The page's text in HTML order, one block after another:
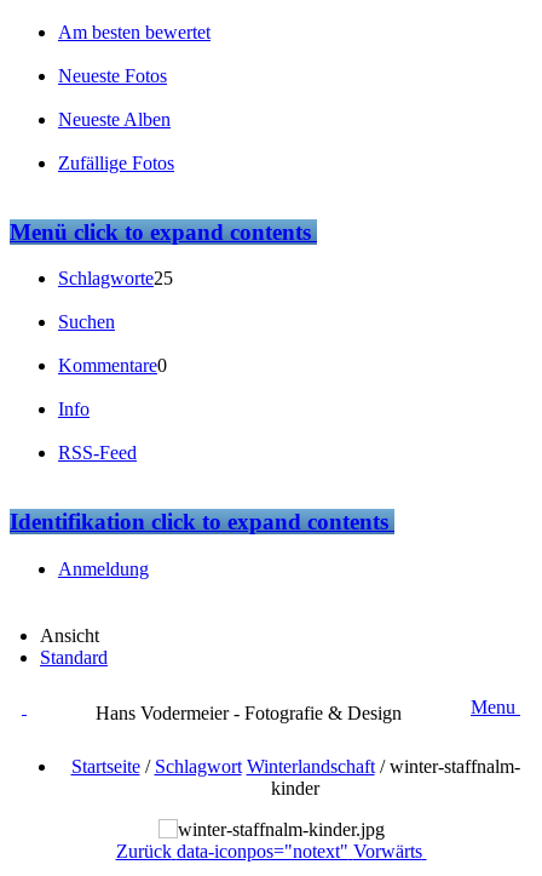
Am besten bewertet
Neueste Fotos
Neueste Alben
Zufällige Fotos
Menüclick to expand contents
Schlagworte25
Suchen
Kommentare0
Info
RSS-Feed
Identifikationclick to expand contents
Anmeldung
Ansicht
Standard
Hans Vodermeier - Fotografie & Design Menu
Startseite/ Schlagwort Winterlandschaft/winter-staffnalm-
kinder
Zurück data-iconpos="notext" Vorwärts